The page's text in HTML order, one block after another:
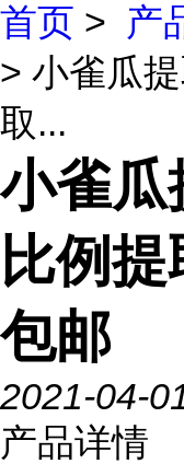
首页 > 产
> 小雀瓜
取...
小雀瓜
比例
包邮
2021-04-
产品详情